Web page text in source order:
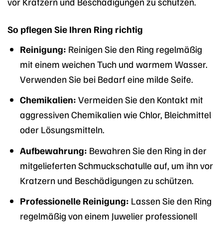
So pflegen Sie Ihren Ring richtig
Reinigung: Reinigen Sie den Ring regelmäßig
mit einem weichen Tuch und warmem Wasser.
Verwenden Sie bei Bedarf eine milde Seife.
Chemikalien: Vermeiden Sie den Kontakt mit
aggressiven Chemikalien wie Chlor, Bleichmittel
oder Lösungsmitteln.
Aufbewahrung: Bewahren Sie den Ring in der
mitgelieferten Schmuckschatulle auf, um ihn vor
Kratzern und Beschädigungen zu schützen.
Professionelle Reinigung: Lassen Sie den Ring
regelmäßig von einem Juwelier professionell